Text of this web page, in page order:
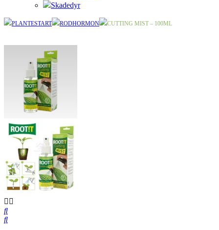
Skadedyr
PLANTESTART RODHORMON CUTTING MIST – 100ML